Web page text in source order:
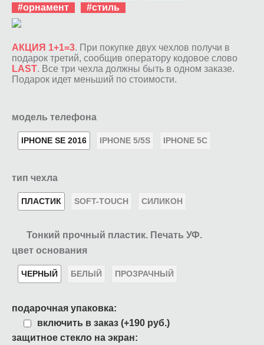
#орнамент
#стиль
АКЦИЯ 1+1=3. При покупке двух чехлов получи в
подарок третий, сообщив оператору кодовое слово
LAST. Все три чехла должны быть в одном заказе.
Подарок идет меньший по стоимости.
модель телефона
IPHONE SE 2016 IPHONE 5/5S IPHONE 5C
тип чехла
ПЛАСТИК SOFT-TOUCH СИЛИКОН
Тонкий прочный пластик. Печать УФ.
цвет основания
ЧЕРНЫЙ БЕЛЫЙ ПРОЗРАЧНЫЙ
подарочная упаковка:
включить в заказ (+190 руб.)
защитное стекло на экран: